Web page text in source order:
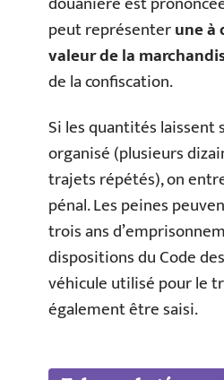
peut représenterune à
valeur de la
de la confiscation.
Si les quantités laissent
organisé (plusieurs
trajets répétés), on
pénal. Les peines
trois ans
dispositions du Code
véhicule utilisé pour le
également être saisi.